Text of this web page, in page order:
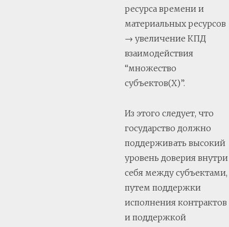
ресурса времени и
материальных ресурсов
→ увеличение КПД
взаимодействия
“множество
субъектов(Х)”.
Из этого следует, что
государство должно
поддерживать высокий
уровень доверия внутри
себя между субъектами,
путем поддержки
исполнения контрактов
и поддержкой